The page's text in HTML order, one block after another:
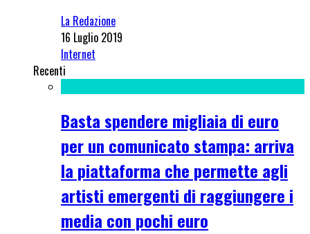
La Redazione
16 Luglio 2019
Internet
Recenti
Basta spendere migliaia di euro
per un comunicato stampa: arriva
la piattaforma che permette agli
artisti emergenti di raggiungere i
media con pochi euro